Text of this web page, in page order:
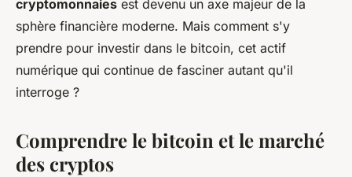
cryptomonnaies est devenu un axe majeur de la
sphère financière moderne. Mais comment s'y
prendre pour investir dans le bitcoin, cet actif
numérique qui continue de fasciner autant qu'il
interroge ?
Comprendre le bitcoin et le marché
des cryptos